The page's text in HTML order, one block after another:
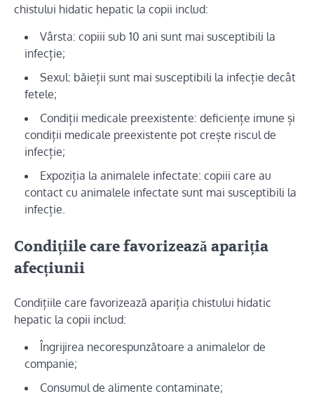
chistului hidatic hepatic la copii includ:
Vârsta: copiii sub 10 ani sunt mai susceptibili la
infecție;
Sexul: băieții sunt mai susceptibili la infecție decât
fetele;
Condiții medicale preexistente: deficiențe imune și
condiții medicale preexistente pot crește riscul de
infecție;
Expoziția la animalele infectate: copiii care au
contact cu animalele infectate sunt mai susceptibili la
infecție.
Condițiile care favorizează apariția
afecțiunii
Condițiile care favorizează apariția chistului hidatic
hepatic la copii includ:
Îngrijirea necorespunzătoare a animalelor de
companie;
Consumul de alimente contaminate;